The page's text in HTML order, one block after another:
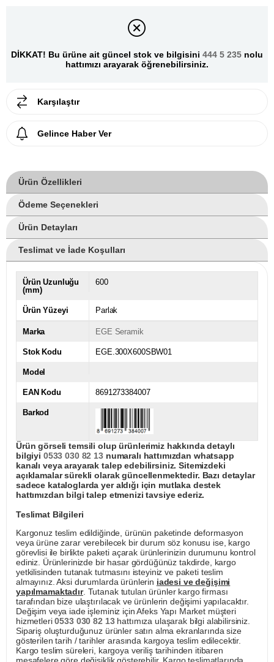
DİKKAT! Bu ürüne ait güncel stok ve bilgisini 444 5 235 nolu
hattımızı arayarak öğrenebilirsiniz.
Karşılaştır
Gelince Haber Ver
Ürün Özellikleri
Ödeme Seçenekleri
Ürün Detayları
Teslimat ve İade Koşulları
Ürün Uzunluğu
(mm)
600
Ürün Yüzeyi Parlak
Marka EGE Seramik
Stok Kodu EGE.300X600SBW01
Model
EAN Kodu 8691273384007
Barkod
Ürün görseli temsili olup ürünlerimiz hakkında detaylı
bilgiyi 0533 030 82 13numaralı hattımızdan whatsapp
kanalı veya arayarak talep edebilirsiniz. Sitemizdeki
açıklamalar sürekli olarak güncellenmektedir. Bazı detaylar
sadece kataloglarda yer aldığı için mutlaka destek
hattımızdan bilgi talep etmenizi tavsiye ederiz.
Teslimat Bilgileri
Kargonuz teslim edildiğinde, ürünün paketinde deformasyon
veya ürüne zarar verebilecek bir durum söz konusu ise, kargo
görevlisi ile birlikte paketi açarak ürünlerinizin durumunu kontrol
ediniz. Ürünlerinizde bir hasar gördüğünüz takdirde, kargo
yetkilisinden tutanak tutmasını isteyiniz ve paketi teslim
almayınız. Aksi durumlarda ürünlerin iadesi ve değişimi
yapılmamaktadır. Tutanak tutulan ürünler kargo firması
tarafından bize ulaştırılacak ve ürünlerin değişimi yapılacaktır.
Değişim veya iade işleminiz için Afeks Yapı Market müşteri
hizmetleri0533 030 82 13hattımıza ulaşarak bilgi alabilirsiniz.
Sipariş oluşturduğunuz ürünler satın alma ekranlarında size
gösterilen tarih / tarihler arasında kargoya teslim edilecektir.
Kargo teslim süreleri, kargoya veriliş tarihinden itibaren
mesafelere göre değişiklik gösterebilir. Kargo teslimatlarında